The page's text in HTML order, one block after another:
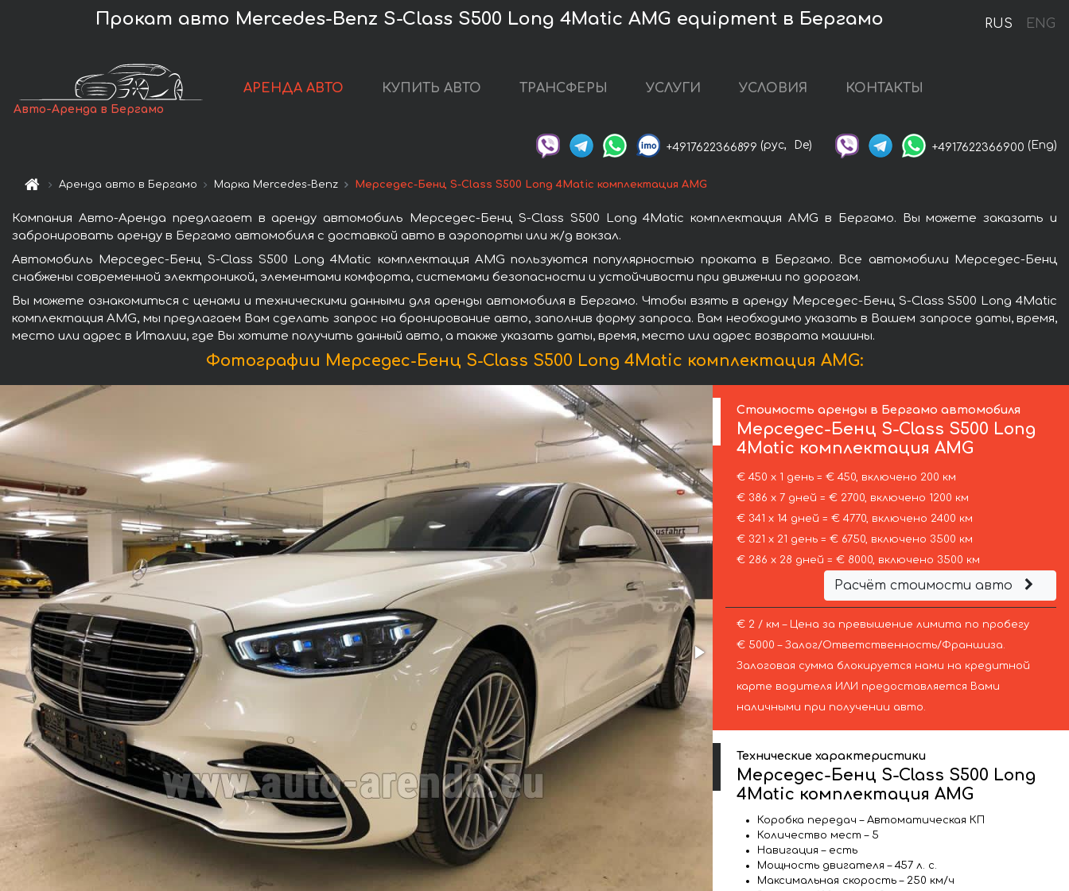
RUS ENG
Прокат авто Mercedes-Benz S-Class S500 Long 4Matic AMG equipment в Бергамо
Авто-Аренда в Бергамо
АРЕНДА АВТО КУПИТЬ АВТО ТРАНСФЕРЫ УСЛУГИ УСЛОВИЯ КОНТАКТЫ
+4917622366899 (рус, De) +4917622366900 (Eng)
Аренда авто в Бергамо Марка Mercedes-Benz Мерседес-Бенц S-Class S500 Long 4Matic комплектация AMG
Компания Авто-Аренда предлагает в аренду автомобиль Мерседес-Бенц S-Class S500 Long 4Matic комплектация AMG в Бергамо. Вы можете заказать и
забронировать аренду в Бергамо автомобиля с доставкой авто в аэропорты или ж/д вокзал.
Автомобиль Мерседес-Бенц S-Class S500 Long 4Matic комплектация AMG пользуются популярностью проката в Бергамо. Все автомобили Мерседес-Бенц
снабжены современной электроникой, элементами комфорта, системами безопасности и устойчивости при движении по дорогам.
Вы можете ознакомиться с ценами и техническими данными для аренды автомобиля в Бергамо. Чтобы взять в аренду Мерседес-Бенц S-Class S500 Long 4Matic
комплектация AMG, мы предлагаем Вам сделать запрос на бронирование авто, заполнив форму запроса. Вам необходимо указать в Вашем запросе даты, время,
место или адрес в Италии, где Вы хотите получить данный авто, а также указать даты, время, место или адрес возврата машины.
Фотографии Мерседес-Бенц S-Class S500 Long 4Matic комплектация AMG:
Стоимость аренды в Бергамо автомобиля
Мерседес-Бенц S-Class S500 Long
4Matic комплектация AMG
€ 450 х 1 день = € 450, включено 200 км
€ 386 х 7 дней = € 2700, включено 1200 км
€ 341 х 14 дней = € 4770, включено 2400 км
€ 321 х 21 день = € 6750, включено 3500 км
€ 286 х 28 дней = € 8000, включено 3500 км
Расчёт стоимости авто
€ 2 / км – Цена за превышение лимита по пробегу
€ 5000 – Залог/Ответственность/Франшиза.
Залоговая сумма блокируется нами на кредитной
карте водителя ИЛИ предоставляется Вами
наличными при получении авто.
Технические характеристики
Мерседес-Бенц S-Class S500 Long
4Matic комплектация AMG
Коробка передач – Автоматическая КП
Количество мест – 5
Навигация – есть
Мощность двигателя – 457 л. с.
Максимальная скорость – 250 км/ч